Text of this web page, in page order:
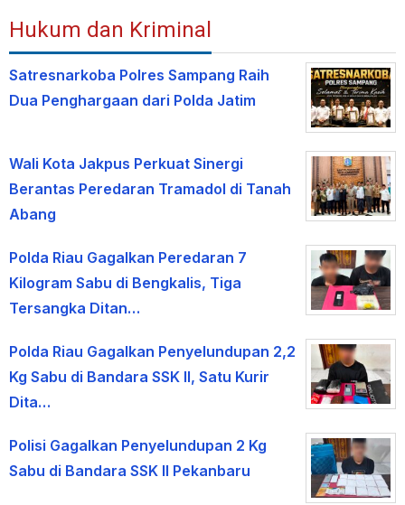
Hukum dan Kriminal
Satresnarkoba Polres Sampang Raih
Dua Penghargaan dari Polda Jatim
Wali Kota Jakpus Perkuat Sinergi
Berantas Peredaran Tramadol di Tanah
Abang
Polda Riau Gagalkan Peredaran 7
Kilogram Sabu di Bengkalis, Tiga
Tersangka Ditan…
Polda Riau Gagalkan Penyelundupan 2,2
Kg Sabu di Bandara SSK II, Satu Kurir
Dita…
Polisi Gagalkan Penyelundupan 2 Kg
Sabu di Bandara SSK II Pekanbaru